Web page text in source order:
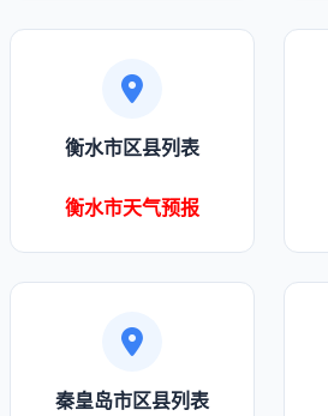
衡水市区县列表
衡水市天气预报
秦皇岛市区县列表